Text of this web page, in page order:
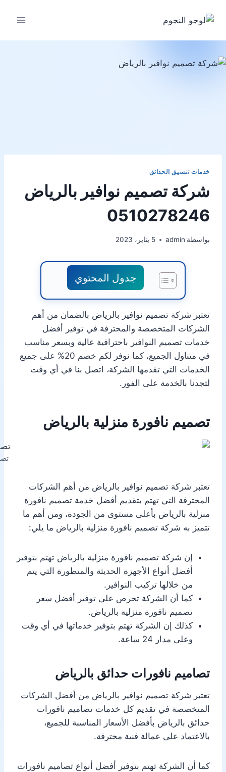
خدمات تنسيق الحدائق
شركة تصميم نوافير بالرياض
0510278246
بواسطة admin 5 يناير، 2023
جدول المحتوي
تعتبر شركة تصميم نوافير بالرياض بالضمان من أهم
الشركات المتخصصة والمحترفة في توفير أفضل
خدمات تصميم النوافير باحترافية عالية وبسعر مناسب
في متناول الجميع، كما نوفر لكم خصم 20% على جميع
الخدمات التي تقدمها الشركة، اتصل بنا في أي وقت
لتجدنا بالخدمة على الفور.
تصميم نافورة منزلية بالرياض
تعتبر شركة تصميم نوافير بالرياض من أهم الشركات
المحترفة التي تهتم بتقديم أفضل خدمة تصميم نافورة
منزلية بالرياض بأعلى مستوى من الجودة، ومن أهم ما
تتميز به شركة تصميم نافورة منزلية بالرياض ما يلي:
إن شركة تصميم نافورة منزلية بالرياض تهتم بتوفير
أفضل أنواع الأجهزة الحديثة والمتطورة التي يتم
من خلالها تركيب النوافير.
كما أن الشركة تحرص على توفير أفضل سعر
تصميم نافورة منزلية بالرياض.
كذلك إن الشركة تهتم بتوفير خدماتها في أي وقت
وعلى مدار 24 ساعة.
تصاميم نافورات حدائق بالرياض
تعتبر شركة تصميم نوافير بالرياض من أفضل الشركات
المتخصصة في تقديم كل خدمات تصاميم نافورات
حدائق بالرياض بأفضل الأسعار المناسبة للجميع،
بالاعتماد على عمالة فنية محترفة.
كما أن الشركة تهتم بتوفير أفضل أنواع تصاميم نافورات